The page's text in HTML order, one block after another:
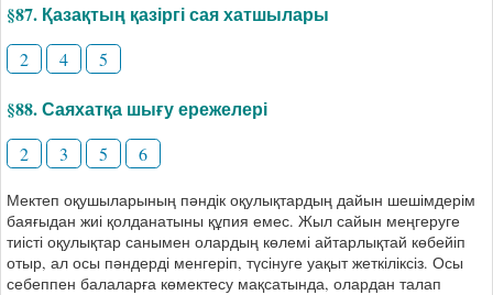
§87. Қазақтың қазіргі сая хатшылары
2 4 5
§88. Саяхатқа шығу ережелері
2 3 5 6
Мектеп оқушыларының пәндік оқулықтардың дайын шешімдерім
баяғыдан жиі қолданатыны құпия емес. Жыл сайын меңгеруге
тиісті оқулықтар санымен олардың көлемі айтарлықтай көбейіп
отыр, ал осы пәндерді менгеріп, түсінуге уақыт жеткіліксіз. Осы
себеппен балаларға көмектесу мақсатында, олардан талап